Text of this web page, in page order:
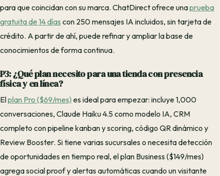
para que coincidan con su marca. ChatDirect ofrece unaprueba
gratuita de 14 días con 250 mensajes IA incluidos, sin tarjeta de
crédito. A partir de ahí, puede refinar y ampliar la base de
conocimientos de forma continua.
P3: ¿Qué plan necesito para una tienda con presencia
física y en línea?
Elplan Pro ($69/mes) es ideal para empezar: incluye 1,000
conversaciones, Claude Haiku 4.5 como modelo IA, CRM
completo con pipeline kanban y scoring, código QR dinámico y
Review Booster. Si tiene varias sucursales o necesita detección
de oportunidades en tiempo real, el plan Business ($149/mes)
agrega social proof y alertas automáticas cuando un visitante